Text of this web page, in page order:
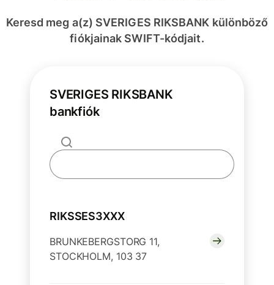
Keresd meg a(z) SVERIGES RIKSBANK különböző
fiókjainak SWIFT-kódjait.
SVERIGES RIKSBANK
bankfiók
RIKSSES3XXX
BRUNKEBERGSTORG 11,
STOCKHOLM, 103 37